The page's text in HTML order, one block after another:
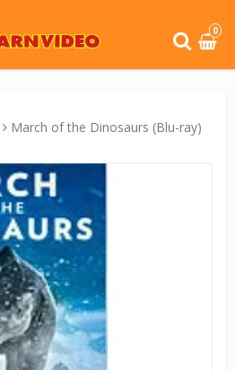
0
March of the Dinosaurs (Blu-ray)